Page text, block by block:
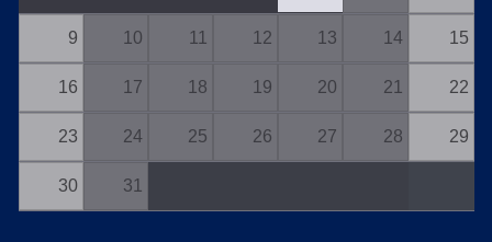
9 10 11 12 13 14 15
16 17 18 19 20 21 22
23 24 25 26 27 28 29
30 31